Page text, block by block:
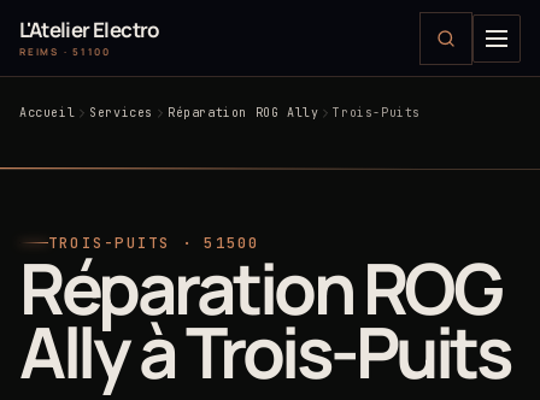
L'Atelier Electro
REIMS · 51100
Accueil Services Réparation ROG Ally Trois-Puits
TROIS-PUITS · 51500
Réparation ROG
Ally à Trois-Puits